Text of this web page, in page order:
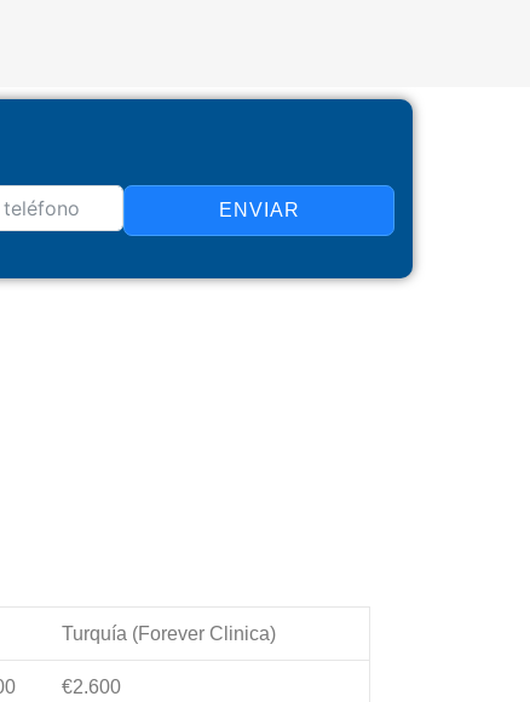
ENVIAR
Turquía (Forever Clinica)
€2.600